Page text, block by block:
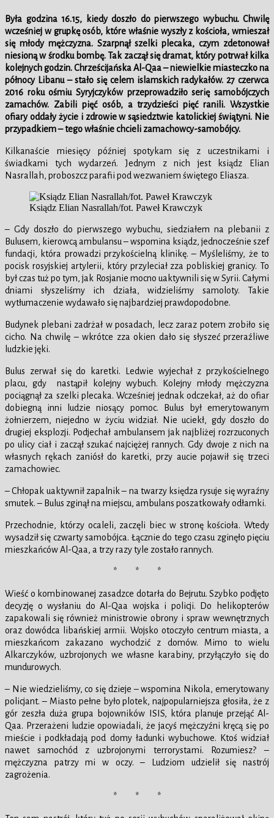
Była godzina 16.15, kiedy doszło do pierwszego wybuchu. Chwilę
wcześniej w grupkę osób, które właśnie wyszły z kościoła, wmieszał
się młody mężczyzna. Szarpnął szelki plecaka, czym zdetonował
niesioną w środku bombę. Tak zaczął się dramat, który potrwał kilka
kolejnych godzin. Chrześcijańska Al-Qaa – niewielkie miasteczko na
północy Libanu – stało się celem islamskich radykałów. 27 czerwca
2016 roku ośmiu Syryjczyków przeprowadziło serię samobójczych
zamachów. Zabili pięć osób, a trzydzieści pięć ranili. Wszystkie
ofiary oddały życie i zdrowie w sąsiedztwie katolickiej świątyni. Nie
przypadkiem – tego właśnie chcieli zamachowcy-samobójcy.
Kilkanaście miesięcy później spotykam się z uczestnikami i
świadkami tych wydarzeń. Jednym z nich jest ksiądz Elian
Nasrallah, proboszcz parafii pod wezwaniem świętego Eliasza.
Ksiądz Elian Nasrallah/fot. Paweł Krawczyk
– Gdy doszło do pierwszego wybuchu, siedziałem na plebanii z
Bulusem, kierowcą ambulansu – wspomina ksiądz, jednocześnie szef
fundacji, która prowadzi przykościelną klinikę. – Myśleliśmy, że to
pocisk rosyjskiej artylerii, który przyleciał zza pobliskiej granicy. To
był czas tuż po tym, jak Rosjanie mocno uaktywnili się w Syrii. Całymi
dniami słyszeliśmy ich działa, widzieliśmy samoloty. Takie
wytłumaczenie wydawało się najbardziej prawdopodobne.
Budynek plebani zadrżał w posadach, lecz zaraz potem zrobiło się
cicho. Na chwilę – wkrótce zza okien dało się słyszeć przeraźliwe
ludzkie jęki.
Bulus zerwał się do karetki. Ledwie wyjechał z przykościelnego
placu, gdy nastąpił kolejny wybuch. Kolejny młody mężczyzna
pociągnął za szelki plecaka. Wcześniej jednak odczekał, aż do ofiar
dobiegną inni ludzie niosący pomoc. Bulus był emerytowanym
żołnierzem, niejedno w życiu widział. Nie uciekł, gdy doszło do
drugiej eksplozji. Podjechał ambulansem jak najbliżej rozrzuconych
po ulicy ciał i zaczął szukać najciężej rannych. Gdy dwoje z nich na
własnych rękach zaniósł do karetki, przy aucie pojawił się trzeci
zamachowiec.
– Chłopak uaktywnił zapalnik – na twarzy księdza rysuje się wyraźny
smutek. – Bulus zginął na miejscu, ambulans poszatkowały odłamki.
Przechodnie, którzy ocaleli, zaczęli biec w stronę kościoła. Wtedy
wysadził się czwarty samobójca. Łącznie do tego czasu zginęło pięciu
mieszkańców Al-Qaa, a trzy razy tyle zostało rannych.
* * *
Wieść o kombinowanej zasadzce dotarła do Bejrutu. Szybko podjęto
decyzję o wysłaniu do Al-Qaa wojska i policji. Do helikopterów
zapakowali się również ministrowie obrony i spraw wewnętrznych
oraz dowódca libańskiej armii. Wojsko otoczyło centrum miasta, a
mieszkańcom zakazano wychodzić z domów. Mimo to wielu
Alkarczyków, uzbrojonych we własne karabiny, przyłączyło się do
mundurowych.
– Nie wiedzieliśmy, co się dzieje – wspomina Nikola, emerytowany
policjant. – Miasto pełne było plotek, najpopularniejsza głosiła, że z
gór zeszła duża grupa bojowników ISIS, która planuje przejąć Al-
Qaa. Przerażeni ludzie opowiadali, że jacyś mężczyźni kręcą się po
mieście i podkładają pod domy ładunki wybuchowe. Ktoś widział
nawet samochód z uzbrojonymi terrorystami. Rozumiesz? –
mężczyzna patrzy mi w oczy. – Ludziom udzielił się nastrój
zagrożenia.
* * *